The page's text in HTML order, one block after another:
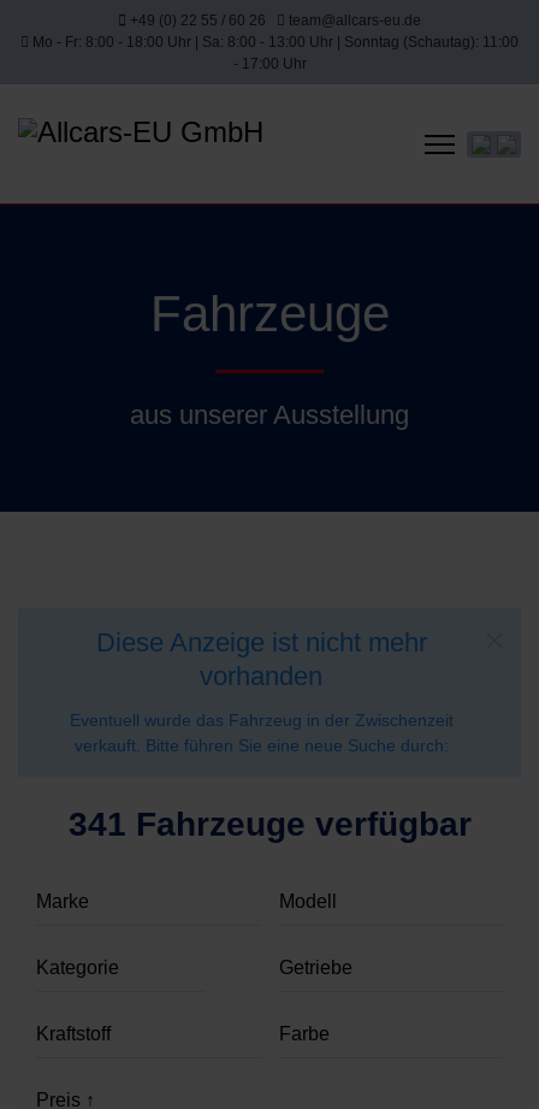
+49 (0) 22 55 / 60 26
team@allcars-eu.de
Mo - Fr: 8:00 - 18:00 Uhr | Sa: 8:00 - 13:00 Uhr | Sonntag (Schautag): 11:00
- 17:00 Uhr
Fahrzeuge
aus unserer Ausstellung
Diese Anzeige ist nicht mehr
vorhanden
Eventuell wurde das Fahrzeug in der Zwischenzeit
verkauft. Bitte führen Sie eine neue Suche durch:
341 Fahrzeuge verfügbar